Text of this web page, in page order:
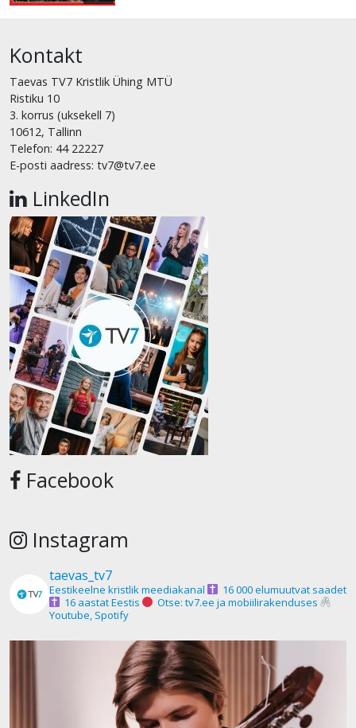
Kontakt
Taevas TV7 Kristlik Ühing MTÜ
Ristiku 10
3. korrus (uksekell 7)
10612, Tallinn
Telefon: 44 22227
E-posti aadress: tv7@tv7.ee
LinkedIn
Facebook
Instagram
taevas_tv7
Eestikeelne kristlik meediakanal
16 000 elumuutvat saadet
16 aastat Eestis
Otse: tv7.ee ja mobiilirakenduses
Youtube, Spotify